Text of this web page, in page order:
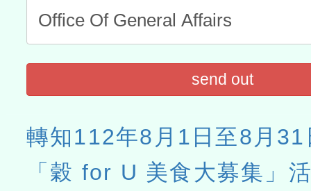
send out
轉知112年8月1日至8月31
「穀 for U 美食大募集」